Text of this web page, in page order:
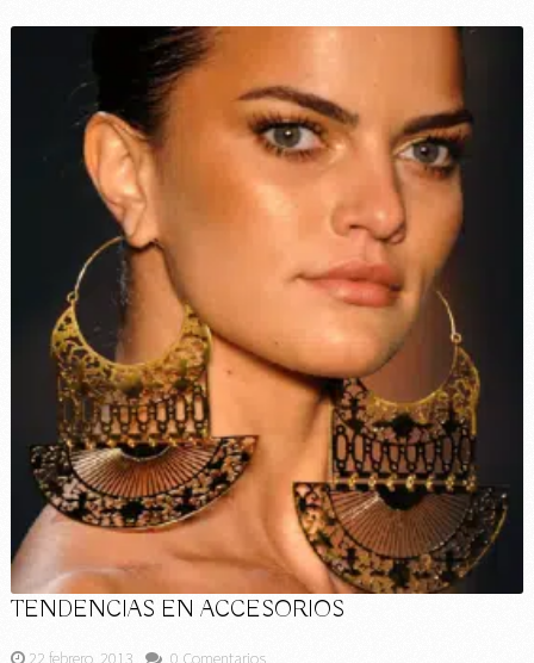
TENDENCIAS EN ACCESORIOS
22 febrero, 2013 0 Comentarios